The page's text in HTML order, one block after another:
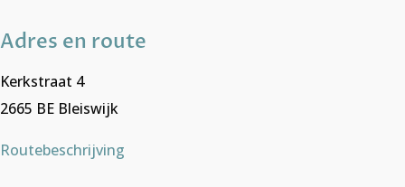
Adres en route
Kerkstraat 4
2665 BE Bleiswijk
Routebeschrijving